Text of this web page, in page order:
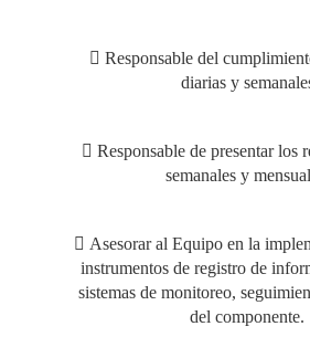
 Responsable del
diarias y
 Responsable de presentar los
semanales y
 Asesorar al Equipo en la
instrumentos de registro de
sistemas de monitoreo,
del componente.